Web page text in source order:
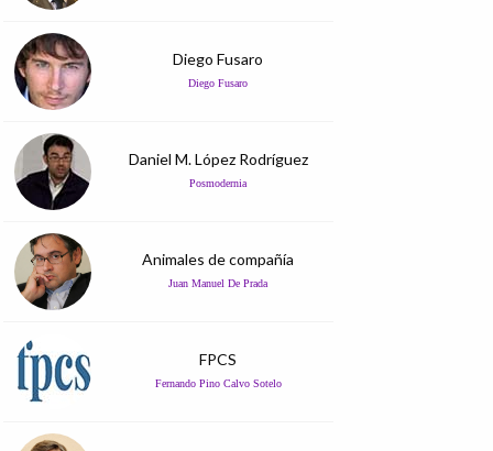
Diego Fusaro
Diego Fusaro
Daniel M. López Rodríguez
Posmodernia
Animales de compañía
Juan Manuel De Prada
FPCS
Fernando Pino Calvo Sotelo